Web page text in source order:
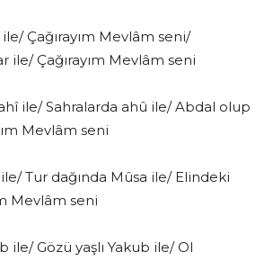
Çağırayım Mevlâm seni/
ile/ Çağırayım Mevlâm seni
ile/ Sahralarda ahû ile/ Abdal olup
Mevlâm seni
Tur dağında Mûsa ile/ Elindeki
Mevlâm seni
ile/ Gözü yaşlı Yakub ile/ Ol